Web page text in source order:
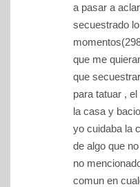
a pasar a
secuestrado
que me
que
para tatuar ,
la casa y
yo cuidaba la
de algo que
no
comun en